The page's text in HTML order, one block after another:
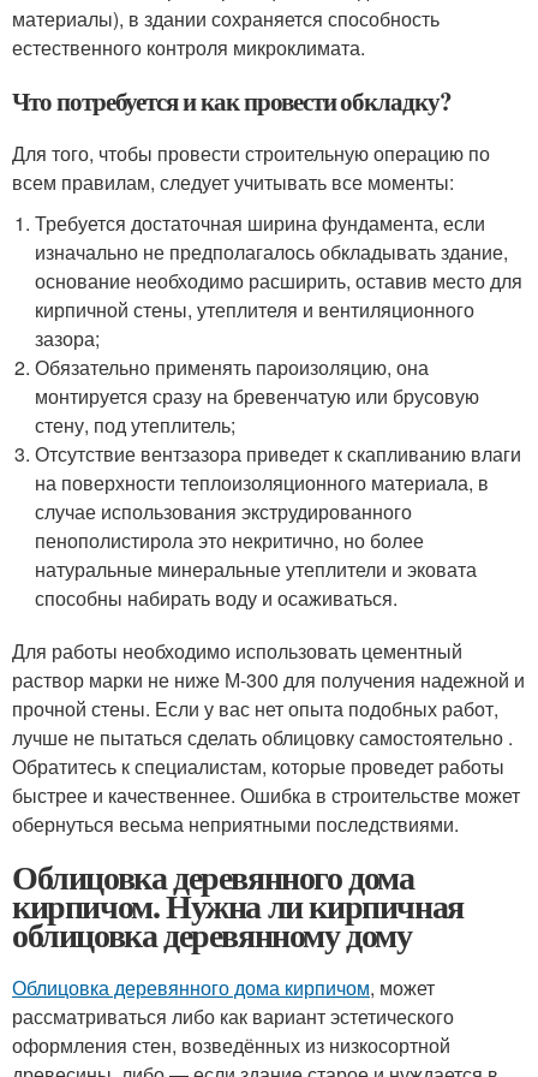
материалы), в здании сохраняется способность
естественного контроля микроклимата.
Что потребуется и как провести обкладку?
Для того, чтобы провести строительную операцию по
всем правилам, следует учитывать все моменты:
Требуется достаточная ширина фундамента, если
изначально не предполагалось обкладывать здание,
основание необходимо расширить, оставив место для
кирпичной стены, утеплителя и вентиляционного
зазора;
Обязательно применять пароизоляцию, она
монтируется сразу на бревенчатую или брусовую
стену, под утеплитель;
Отсутствие вентзазора приведет к скапливанию влаги
на поверхности теплоизоляционного материала, в
случае использования экструдированного
пенополистирола это некритично, но более
натуральные минеральные утеплители и эковата
способны набирать воду и осаживаться.
Для работы необходимо использовать цементный
раствор марки не ниже М-300 для получения надежной и
прочной стены. Если у вас нет опыта подобных работ,
лучше не пытаться сделать облицовку самостоятельно .
Обратитесь к специалистам, которые проведет работы
быстрее и качественнее. Ошибка в строительстве может
обернуться весьма неприятными последствиями.
Облицовка деревянного дома
кирпичом. Нужна ли кирпичная
облицовка деревянному дому
Облицовка деревянного дома кирпичом, может
рассматриваться либо как вариант эстетического
оформления стен, возведённых из низкосортной